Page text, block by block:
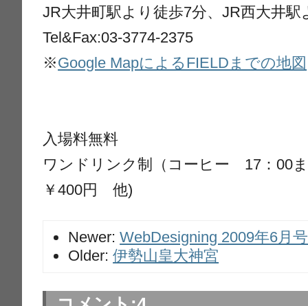
JR大井町駅より徒歩7分、JR西大井駅
Tel&Fax:03-3774-2375
※Google MapによるFIELDまでの地図
入場料無料
ワンドリンク制（コーヒー 17：00
￥400円 他)
Newer:WebDesigning 2009年6月
Older:伊勢山皇大神宮